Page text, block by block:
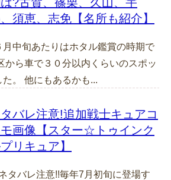
須恵、志免【名所も紹介】
中旬あたりはホタル鑑賞の時期で
から車で３０分以内くらいのスポッ
た。 他にもあるかも...
バレ注意!追加戦士キュアコ
モ画像【スター☆トゥインク
リキュア】
タバレ注意!!毎年7月初旬に登場す